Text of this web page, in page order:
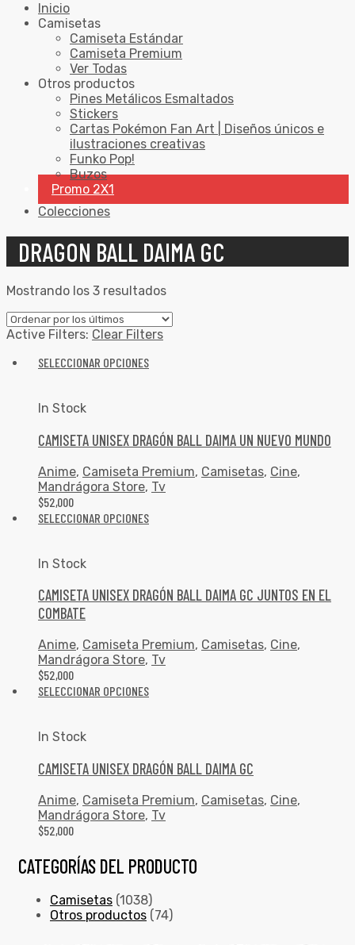
Inicio
Camisetas
Camiseta Estándar
Camiseta Premium
Ver Todas
Otros productos
Pines Metálicos Esmaltados
Stickers
Cartas Pokémon Fan Art | Diseños únicos e
ilustraciones creativas
Funko Pop!
Buzos
Promo 2X1
Colecciones
DRAGON BALL DAIMA GC
Mostrando los 3 resultados
Active Filters: Clear Filters
SELECCIONAR OPCIONES
In Stock
CAMISETA UNISEX DRAGÓN BALL DAIMA UN NUEVO MUNDO
Anime, Camiseta Premium, Camisetas, Cine,
Mandrágora Store, Tv
$52,000
SELECCIONAR OPCIONES
In Stock
CAMISETA UNISEX DRAGÓN BALL DAIMA GC JUNTOS EN EL
COMBATE
Anime, Camiseta Premium, Camisetas, Cine,
Mandrágora Store, Tv
$52,000
SELECCIONAR OPCIONES
In Stock
CAMISETA UNISEX DRAGÓN BALL DAIMA GC
Anime, Camiseta Premium, Camisetas, Cine,
Mandrágora Store, Tv
$52,000
CATEGORÍAS DEL PRODUCTO
Camisetas (1038)
Otros productos (74)